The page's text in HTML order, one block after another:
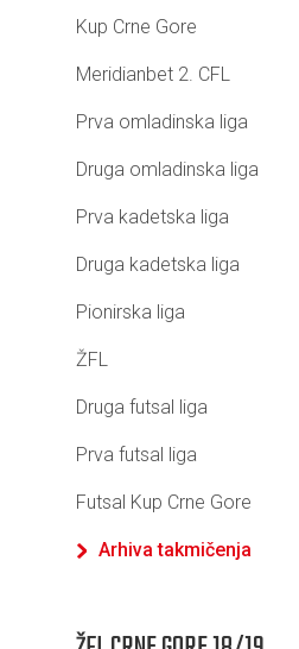
Kup Crne Gore
Meridianbet 2. CFL
Prva omladinska liga
Druga omladinska liga
Prva kadetska liga
Druga kadetska liga
Pionirska liga
ŽFL
Druga futsal liga
Prva futsal liga
Futsal Kup Crne Gore
Arhiva takmičenja